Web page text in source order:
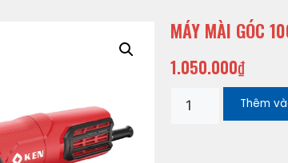
MÁY MÀI GÓC
1.050.000₫
Thêm